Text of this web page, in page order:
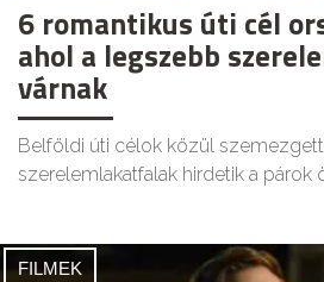
6 romantikus úti cél
ahol a legszebb
várnak
Belföldi úti célok közül
szerelemlakatfalak hirdetik a párok
FILMEK